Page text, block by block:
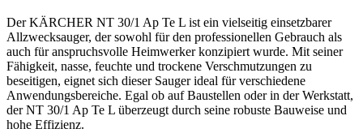
Der KÄRCHER NT 30/1 Ap Te L ist ein vielseitig einsetzbarer
Allzwecksauger, der sowohl für den professionellen Gebrauch als
auch für anspruchsvolle Heimwerker konzipiert wurde. Mit seiner
Fähigkeit, nasse, feuchte und trockene Verschmutzungen zu
beseitigen, eignet sich dieser Sauger ideal für verschiedene
Anwendungsbereiche. Egal ob auf Baustellen oder in der Werkstatt,
der NT 30/1 Ap Te L überzeugt durch seine robuste Bauweise und
hohe Effizienz.